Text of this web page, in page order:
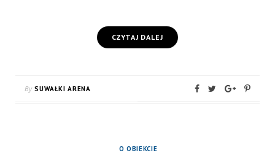
CZYTAJ DALEJ
By SUWAŁKI ARENA
O OBIEKCIE